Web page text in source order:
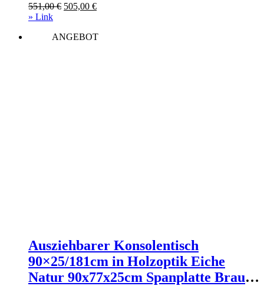
Wohnzimmermöbel Konsolentische
551,00€ Ursprünglicher
551,00 €
505,00 €Aktueller
505,00 €.
» Link
ANGEBOT
Ausziehbarer Konsolentisch
90×25/181cm in Holzoptik Eiche
Natur 90x77x25cm Spanplatte Braun